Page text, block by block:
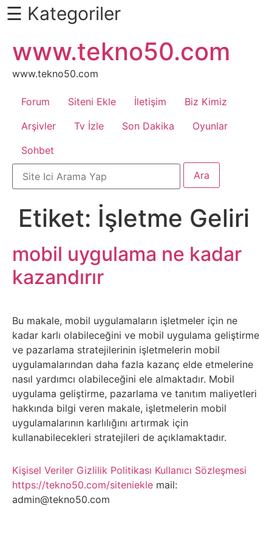
Daha
Fazlası
İçin
Kaydır
Android
Apk
Arabalar
Bankacılık
İşlemleri
Belgesel
Bilgisayar
Bilim
Bitcoin
Bitkiler
Çizgi
Film
☰ Kategoriler
atla
www.tekno50.com
www.tekno50.com
Forum Siteni Ekle İletişim
Biz Kimiz
Arşivler
Tv İzle Son Dakika
Oyunlar
Sohbet
Etiket: İşletme Geliri
mobil uygulama ne kadar
kazandırır
Bu makale, mobil uygulamaların işletmeler için ne
kadar karlı olabileceğini ve mobil uygulama geliştirme
ve pazarlama stratejilerinin işletmelerin mobil
uygulamalarından daha fazla kazanç elde etmelerine
nasıl yardımcı olabileceğini ele almaktadır. Mobil
uygulama geliştirme, pazarlama ve tanıtım maliyetleri
hakkında bilgi veren makale, işletmelerin mobil
uygulamalarının karlılığını artırmak için
kullanabilecekleri stratejileri de açıklamaktadır.
Kişisel Veriler Gizlilik Politikası Kullanıcı Sözleşmesi
https://tekno50.com/siteniekle mail:
admin@tekno50.com